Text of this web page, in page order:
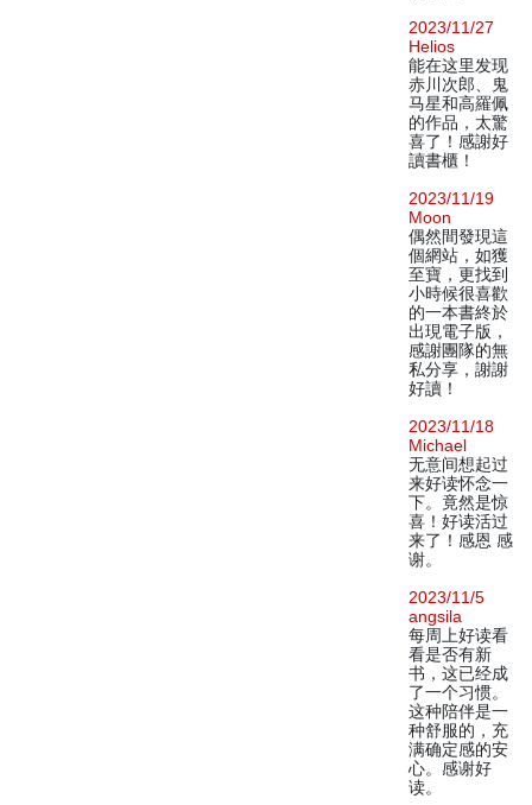
2023/11/27
Helios
能在这里发现
赤川次郎、鬼
马星和高羅佩
的作品，太驚
喜了！感謝好
讀書櫃！
2023/11/19
Moon
偶然間發現這
個網站，如獲
至寶，更找到
小時候很喜歡
的一本書終於
出現電子版，
感謝團隊的無
私分享，謝謝
好讀！
2023/11/18
Michael
无意间想起过
来好读怀念一
下。竟然是惊
喜！好读活过
来了！感恩 感
谢。
2023/11/5
angsila
每周上好读看
看是否有新
书，这已经成
了一个习惯。
这种陪伴是一
种舒服的，充
满确定感的安
心。感谢好
读。